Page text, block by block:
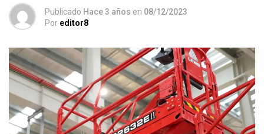
Publicado Hace 3 años en 08/12/2023
Por editor8